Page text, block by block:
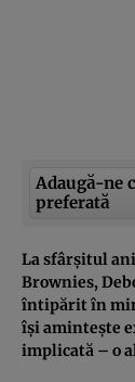
Adaugă-ne
preferată
La sfârșitul
Brownies,
întipărit în
își amintește
implicată – o